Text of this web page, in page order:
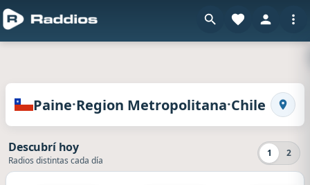
Radios de Paine · Region Metropolitana · Chile
Paine·Region Metropolitana·Chile
1 2
Descubrí hoy
Radios distintas cada día